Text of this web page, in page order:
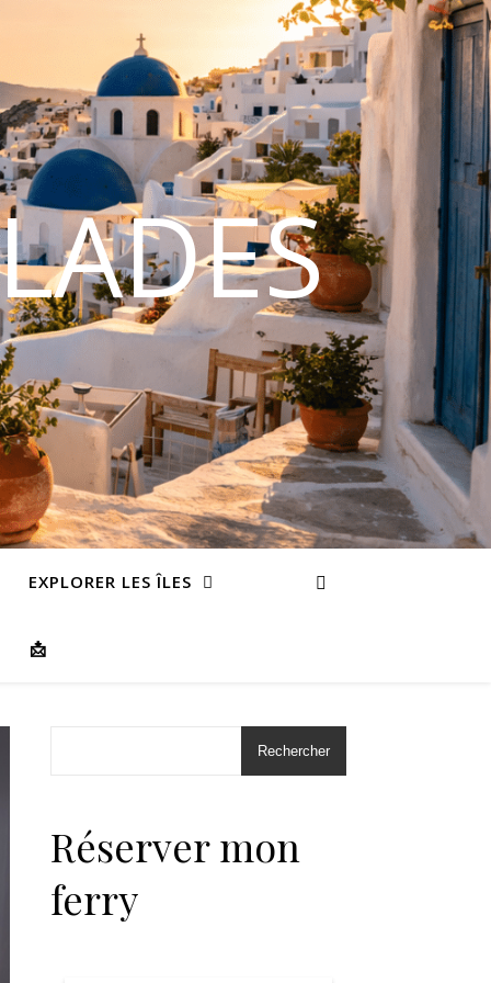
EXPLORER LES ÎLES
📩
Rechercher
Réserver mon
ferry